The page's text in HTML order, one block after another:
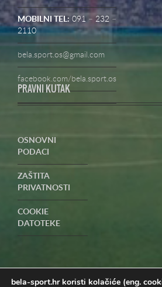
MOBILNI TEL: 091 – 232 –
2110
bela.sport.os@gmail.com
facebook.com/bela.sport.os
PRAVNI KUTAK
OSNOVNI
PODACI
ZAŠTITA
PRIVATNOSTI
COOKIE
DATOTEKE
PRIGOVORI
bela-sport.hr koristi kolačiće (eng.